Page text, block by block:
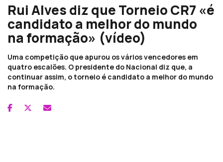
Rui Alves diz que Torneio CR7 «é
candidato a melhor do mundo
na formação» (vídeo)
Uma competição que apurou os vários vencedores em
quatro escalões. O presidente do Nacional diz que, a
continuar assim, o torneio é candidato a melhor do mundo
na formação.